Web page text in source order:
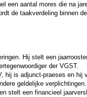
een aantal mores die na
de taakverdeling binnen
Hij stelt een
der VGST.
hij is adjunct-praeses en
geldelijke
stelt een financieel